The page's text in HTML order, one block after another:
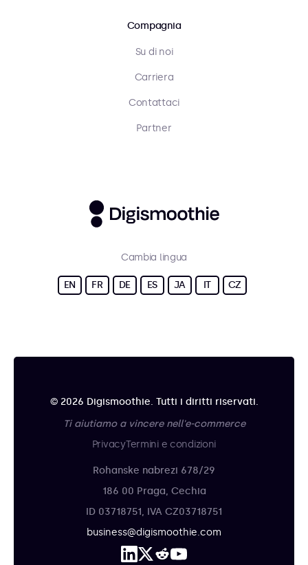
Compagnia
Su di noi
Carriera
Contattaci
Partner
Cambia lingua
EN FR DE ES JA IT CZ
© 2026 Digismoothie. Tutti i diritti riservati.
Ti aiutiamo a vincere nell'e-commerce
PrivacyTermini e condizioni
Rohanske nabrezi 678/29
186 00 Praga, Cechia
ID 03718751, IVA CZ03718751
business@digismoothie.com